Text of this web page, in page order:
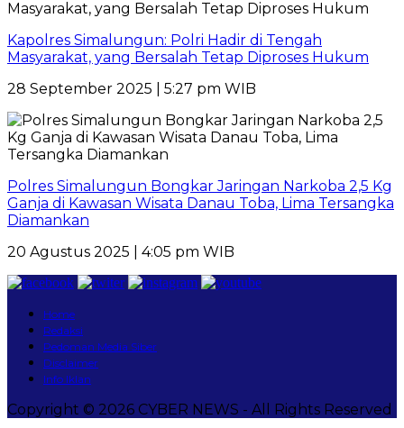
Kapolres Simalungun: Polri Hadir di Tengah
Masyarakat, yang Bersalah Tetap Diproses Hukum
28 September 2025 | 5:27 pm WIB
Polres Simalungun Bongkar Jaringan Narkoba 2,5 Kg
Ganja di Kawasan Wisata Danau Toba, Lima Tersangka
Diamankan
20 Agustus 2025 | 4:05 pm WIB
Home
Redaksi
Pedoman Media Siber
Disclaimer
Info Iklan
Copyright © 2026 CYBER NEWS - All Rights Reserved